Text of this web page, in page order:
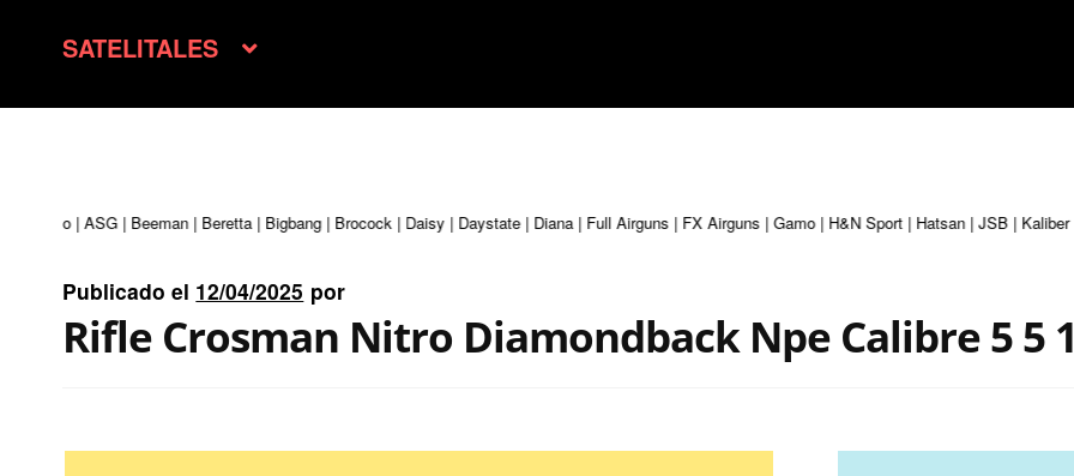
SATELITALES
| ASG | Beeman | Beretta | Bigbang | Brocock | Daisy | Daystate | Diana | Full Airguns | FX Airguns | Gamo | H&N Sport | Hatsan | JSB | Kaliber
Publicado el 12/04/2025 por
Rifle Crosman Nitro Diamondback Npe Calibre 5 5